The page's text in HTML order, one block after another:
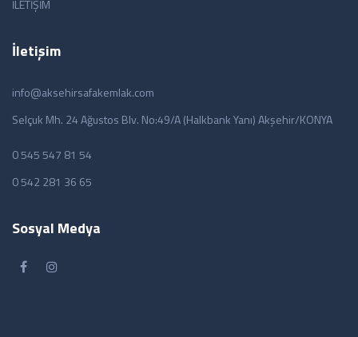
İLETİŞİM
İletişim
info@aksehirsafakemlak.com
Selçuk Mh. 24 Ağustos Blv. No:49/A (Halkbank Yanı) Akşehir/KONYA
0 545 547 81 54
0 542 281 36 65
Sosyal Medya